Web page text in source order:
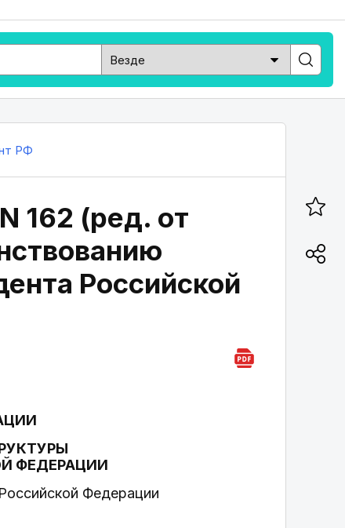
РФ
162 (ред. от
Российской
ФЕДЕРАЦИИ
Федерации